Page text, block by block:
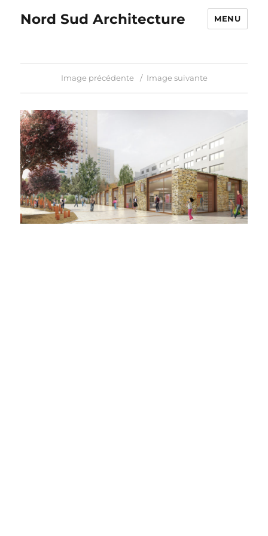
Nord Sud Architecture MENU
Image précédente Image suivante